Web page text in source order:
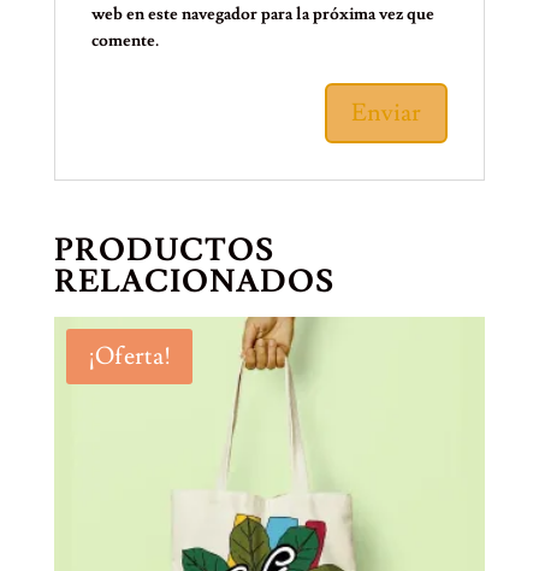
web en este navegador para la próxima vez que
comente.
PRODUCTOS
RELACIONADOS
¡Oferta!